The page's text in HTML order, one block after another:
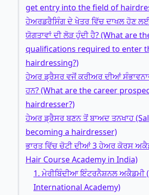
get entry into the field of
ਹੇਅਰਡਰੈਸਿੰਗ ਦੇ ਖੇਤਰ ਵਿੱਚ ਦਾਖਲ ਹੋਣ
ਯੋਗਤਾਵਾਂ ਦੀ ਲੋੜ ਹੁੰਦੀ ਹੈ? (What are
qualifications required to enter
hairdressing?)
ਹੇਅਰ ਡ੍ਰੈਸਰ ਵਜੋਂ ਕਰੀਅਰ ਦੀਆਂ
ਹਨ? (What are the career
hairdresser?)
ਹੇਅਰ ਡ੍ਰੈਸਰ ਬਣਨ ਤੋਂ ਬਾਅਦ ਤਨਖਾਹ
becoming a hairdresser)
ਭਾਰਤ ਵਿੱਚ ਚੋਟੀ ਦੀਆਂ 3 ਹੇਅਰ ਕੋਰਸ
Hair Course Academy in India)
1. ਮੇਰੀਬਿੰਦੀਆ ਇੰਟਰਨੈਸ਼ਨਲ ਅਕੈਡਮੀ
International Academy)